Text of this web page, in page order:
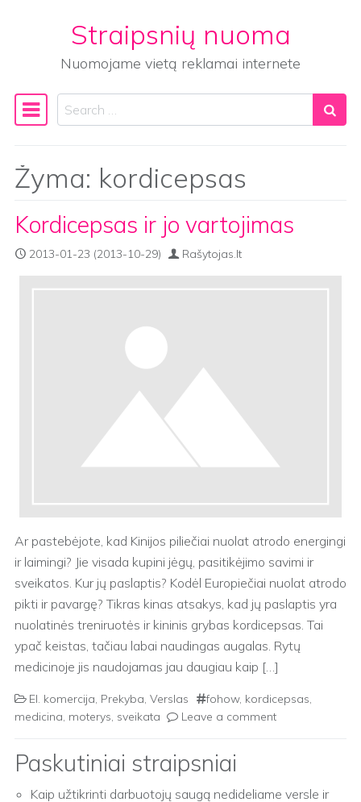
Straipsnių nuoma
Nuomojame vietą reklamai internete
Main Navigation
Search
Žyma: kordicepsas
Kordicepsas ir jo vartojimas
2013-01-23 (2013-10-29) Rašytojas.lt
Ar pastebėjote, kad Kinijos piliečiai nuolat atrodo energingi
ir laimingi? Jie visada kupini jėgų, pasitikėjimo savimi ir
sveikatos. Kur jų paslaptis? Kodėl Europiečiai nuolat atrodo
pikti ir pavargę? Tikras kinas atsakys, kad jų paslaptis yra
nuolatinės treniruotės ir kininis grybas kordicepsas. Tai
ypač keistas, tačiau labai naudingas augalas. Rytų
medicinoje jis naudojamas jau daugiau kaip […]
El. komercija, Prekyba, Verslas fohow, kordicepsas,
medicina, moterys, sveikata Leave a comment
Paskutiniai straipsniai
Kaip užtikrinti darbuotojų saugą nedideliame versle ir